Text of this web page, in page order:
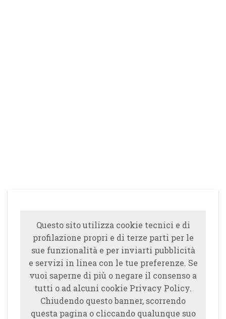
Questo sito utilizza cookie tecnici e di
profilazione propri e di terze parti per le
sue funzionalità e per inviarti pubblicità
e servizi in linea con le tue preferenze. Se
vuoi saperne di più o negare il consenso a
tutti o ad alcuni cookie Privacy Policy.
Chiudendo questo banner, scorrendo
questa pagina o cliccando qualunque suo